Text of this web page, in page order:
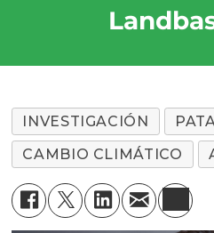
INVESTIGACIÓN
CAMBIO CLIMÁTICO